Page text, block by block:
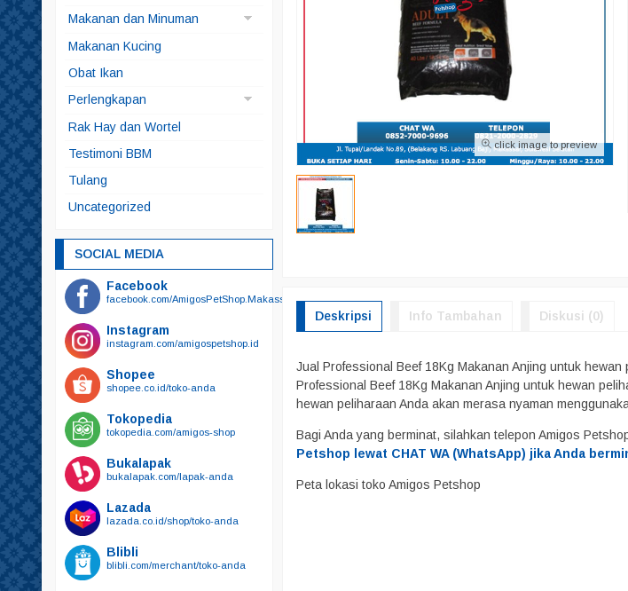
click image to preview
Deskripsi Info Tambahan Diskusi (0)
Jual Professional Beef 18Kg Makanan Anjing untuk
Professional Beef 18Kg Makanan Anjing untuk hewan
hewan peliharaan Anda akan merasa nyaman
Bagi Anda yang berminat, silahkan telepon Amigos
Petshop lewat CHAT WA (WhatsApp) jika Anda
Peta lokasi toko Amigos Petshop
Kucing
Makanan dan Minuman
Makanan Anjing
Makanan Ikan
Makanan Kelinci
Makanan Kura-kura
Snack
Makanan Kucing
Obat Ikan
Perlengkapan
Brangus
Kucing
Botol Minum
Botol Susu
Gunting
Kalung Tali Harnest
Kalung
Kandang
Mainan
Makanan
Friskies
Rak Hay dan Wortel
Testimoni BBM
Tulang
Uncategorized
SOCIAL MEDIA
Facebook
facebook.com/AmigosPetShop.Makassar
Instagram
instagram.com/amigospetshop.id
Shopee
shopee.co.id/toko-anda
Tokopedia
tokopedia.com/amigos-shop
Bukalapak
bukalapak.com/lapak-anda
Lazada
lazada.co.id/shop/toko-anda
Blibli
blibli.com/merchant/toko-anda